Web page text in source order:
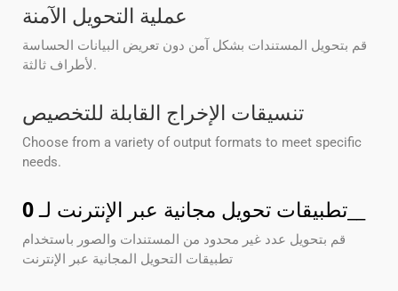
عملية التحويل الآمنة
قم بتحويل المستندات بشكل آمن دون تعريض البيانات الحساسة
لأطراف ثالثة.
تنسيقات الإخراج القابلة للتخصيص
Choose from a variety of output formats to meet specific
needs.
تطبيقات تحويل مجانية عبر الإنترنت لـ0
قم بتحويل عدد غير محدود من المستندات والصور باستخدام
تطبيقات التحويل المجانية عبر الإنترنت